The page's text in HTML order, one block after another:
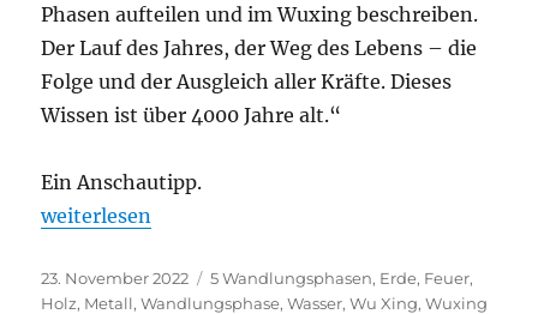
Phasen aufteilen und im Wuxing beschreiben.
Der Lauf des Jahres, der Weg des Lebens – die
Folge und der Ausgleich aller Kräfte. Dieses
Wissen ist über 4000 Jahre alt.“
Ein Anschautipp.
„5 Elemente der Unendlichkeit – Wu Xing“
weiterlesen
Veröffentlicht
am
23. November 2022 Schlagwörter
5 Wandlungsphasen, Erde, Feuer,
Holz, Metall,Wandlungsphase,Wasser,Wu Xing,Wuxing